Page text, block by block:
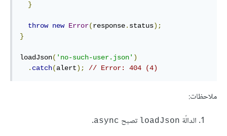
}
throw new Error(response. status);
}
loadJson( 'no-such-user.json' )
. catch(alert); // Error: 404 (4)
ملاحظات:
الدالّة loadJson تصبح async
.